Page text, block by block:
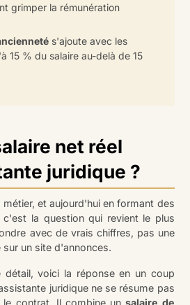
grimper la rémunération
s'ajoute avec les
15 % du salaire au-delà de 15
net réel
juridique ?
et aujourd'hui en formant des
c'est la question qui revient le plus
avec de vrais chiffres, pas une
un site d'annonces.
détail, voici la réponse en un coup
juridique ne se résume pas
le contrat. Il combine unsalaire de